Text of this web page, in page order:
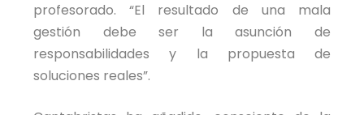
profesorado. “El resultado de una mala
gestión debe ser la asunción de
responsabilidades y la propuesta de
soluciones reales”.